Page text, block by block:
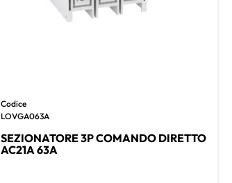
Codice
LOVGA063A
SEZIONATORE 3P COMANDO DIRETTO
AC21A 63A